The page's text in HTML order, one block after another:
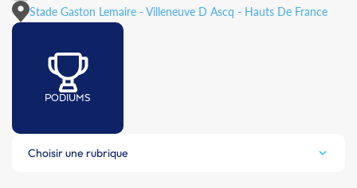
Stade Gaston Lemaire - Villeneuve D Ascq - Hauts De France
PODIUMS
Choisir une rubrique